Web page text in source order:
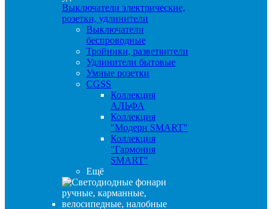
Выключатели электрические,
розетки, удлинители
Выключатели
беспроводные
Тройники, разветвители
Удлинители бытовые
Умные розетки
CGSS
Коллекция
АЛЬФА
Коллекция
"Модерн SMART"
Коллекция
"Гармония
SMART"
Ещё